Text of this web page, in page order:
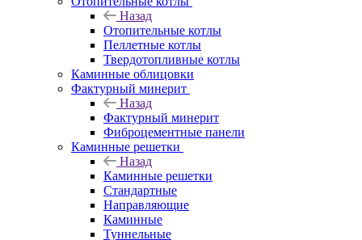
Назад
Отопительные котлы
Пеллетные котлы
Твердотопливные котлы
Каминные облицовки
Фактурный минерит
Назад
Фактурный минерит
Фиброцементные панели
Каминные решетки
Назад
Каминные решетки
Стандартные
Направляющие
Каминные
Туннельные